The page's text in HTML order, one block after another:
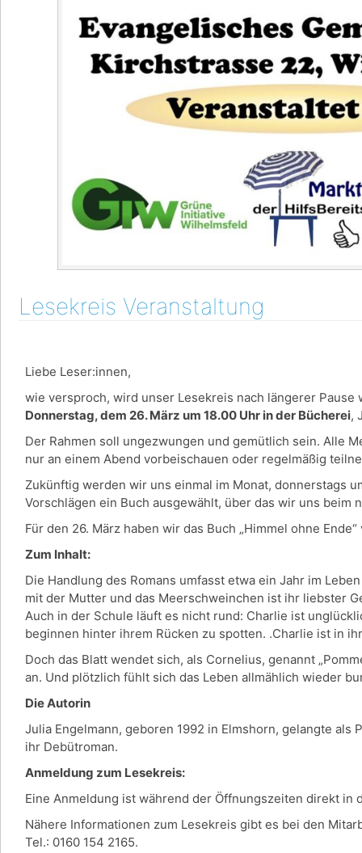
Lesekreis Veranstaltung
Liebe Leser:innen,
wie versproch, wird unser Lesekreis nach längerer
Donnerstag, dem 26. März um 18.00 Uhr in der Bücherei,
Der Rahmen soll ungezwungen und gemütlich sein. Alle
nur an einem Abend vorbeischauen oder regelmäßig
Zukünftig werden wir uns einmal im Monat, donnerstags
Vorschlägen ein Buch ausgewählt, über das wir uns beim
Für den 26. März haben wir das Buch „Himmel ohne
Zum Inhalt:
Die Handlung des Romans umfasst etwa ein Jahr im
mit der Mutter und das Meerschweinchen ist ihr liebster
Auch in der Schule läuft es nicht rund: Charlie ist
beginnen hinter ihrem Rücken zu spotten. .Charlie ist in
Doch das Blatt wendet sich, als Cornelius, genannt
an. Und plötzlich fühlt sich das Leben allmählich wieder
Die Autorin
Julia Engelmann, geboren 1992 in Elmshorn, gelangte
ihr Debütroman.
Anmeldung zum Lesekreis:
Eine Anmeldung ist während der Öffnungszeiten direkt
Nähere Informationen zum Lesekreis gibt es bei den
Tel.: 0160 154 2165.